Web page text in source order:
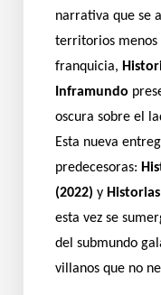
narrativa que se
territorios menos
franquicia,
Inframundo
oscura sobre el
Esta nueva
predecesoras:
(2022) y
esta vez se
del submundo
villanos que no